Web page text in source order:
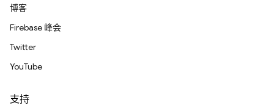
博客
Firebase 峰会
Twitter
YouTube
支持